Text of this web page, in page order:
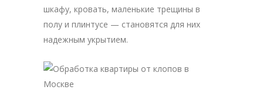
шкафу, кровать, маленькие трещины в
полу и плинтусе — становятся для них
надежным укрытием.